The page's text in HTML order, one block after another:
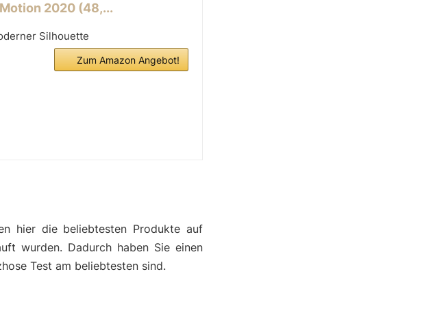
2020 (48,...
Silhouette
Zum Amazon Angebot!
hier die beliebtesten Produkte auf
wurden. Dadurch haben Sie einen
Test am beliebtesten sind.